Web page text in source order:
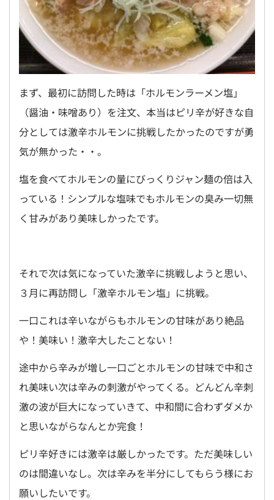
まず、最初に訪問した時は「ホルモンラーメン塩」
（醤油・味噌あり）を注文、本当はピリ辛が好きな自
分としては激辛ホルモンに挑戦したかったのですが勇
気が無かった・・。
塩を食べてホルモンの量にびっくりジャン麺の倍は入
っている！シンプルな塩味でもホルモンの臭み一切無
く甘みがあり美味しかったです。
それで次は気になっていた激辛に挑戦しようと思い、
３月に再訪問し「激辛ホルモン塩」に挑戦。
一口これは辛いながらもホルモンの甘味があり絶品
や！美味い！激辛大したことない！
途中から辛みが増し一口ごとホルモンの甘味で中和さ
れ美味い次は辛みの刺激がやってくる。どんどん辛刺
激の波が巨大になっていきて、中和間に合わずダメか
と思いながらなんとか完食！
ピリ辛好きには激辛は厳しかったです。ただ美味しい
のは間違いなし。次は辛みを半分にしてもらう様にお
願いしたいです。